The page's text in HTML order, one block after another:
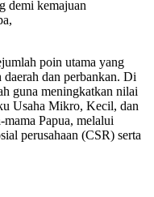
demi kemajuan
poin utama yang
dan perbankan. Di
guna meningkatkan nilai
Usaha Mikro, Kecil, dan
Papua, melalui
perusahaan (CSR) serta